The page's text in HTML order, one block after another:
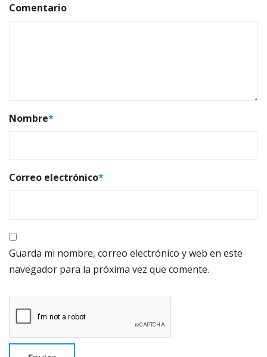
Comentario
Nombre*
Correo electrónico*
Guarda mi nombre, correo electrónico y web en este
navegador para la próxima vez que comente.